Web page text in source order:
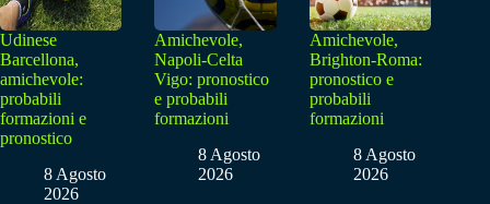
Udinese
Barcellona,
amichevole:
probabili
formazioni e
pronostico
8 Agosto
2026
Amichevole,
Napoli-Celta
Vigo: pronostico
e probabili
formazioni
8 Agosto
2026
Amichevole,
Brighton-Roma:
pronostico e
probabili
formazioni
8 Agosto
2026